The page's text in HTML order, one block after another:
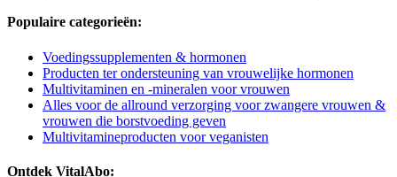
Populaire categorieën:
Voedingssupplementen & hormonen
Producten ter ondersteuning van vrouwelijke hormonen
Multivitaminen en -mineralen voor vrouwen
Alles voor de allround verzorging voor zwangere vrouwen &
vrouwen die borstvoeding geven
Multivitamineproducten voor veganisten
Ontdek VitalAbo: